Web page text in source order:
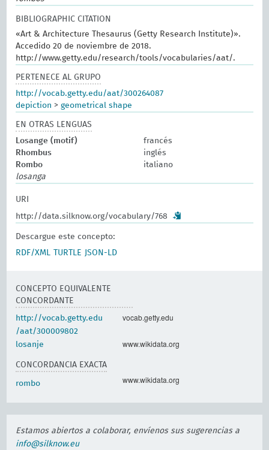
BIBLIOGRAPHIC CITATION
«Art & Architecture Thesaurus (Getty Research Institute)».
Accedido 20 de noviembre de 2018.
http://www.getty.edu/research/tools/vocabularies/aat/.
PERTENECE AL GRUPO
http://vocab.getty.edu/aat/300264087
depiction >geometrical shape
EN OTRAS LENGUAS
Losange (motif)
francés
Rhombus
inglés
Rombo
italiano
losanga
URI
http://data.silknow.org/vocabulary/768
Descargue este concepto:
RDF/XML
TURTLE JSON-LD
CONCEPTO EQUIVALENTE
CONCORDANTE
http://vocab.getty.edu
/aat/300009802
vocab.getty.edu
losanje www.wikidata.org
CONCORDANCIA EXACTA
rombo www.wikidata.org
Estamos abiertos a colaborar, envíenos sus sugerencias a
info@silknow.eu